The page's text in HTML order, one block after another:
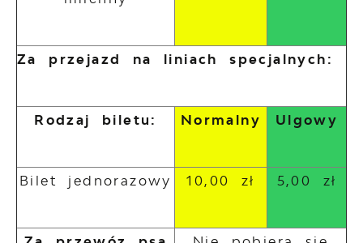
Za przejazd na liniach specjalnych:
Rodzaj biletu: Normalny Ulgowy
Bilet jednorazowy 10,00 zł 5,00 zł